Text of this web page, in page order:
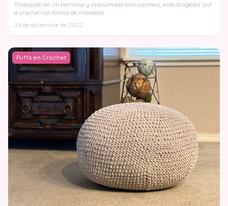
Trabajado en un hermoso y apasionado tono carmesí, este acogedor puf
a crochet con forma de mándala
26 de diciembre de 2022
Puffs en Crochet